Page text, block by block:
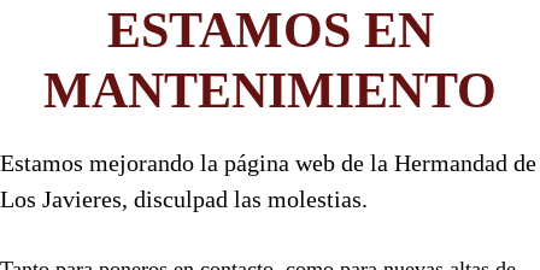
ESTAMOS EN
MANTENIMIENTO
Estamos mejorando la página web de la Hermandad de
Los Javieres, disculpad las molestias.